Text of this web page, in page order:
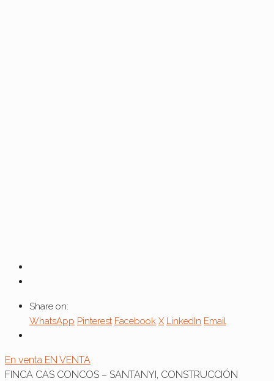
Share on:
WhatsApp Pinterest Facebook X LinkedIn Email
En venta EN VENTA
FINCA CAS CONCOS – SANTANYI, CONSTRUCCIÓN